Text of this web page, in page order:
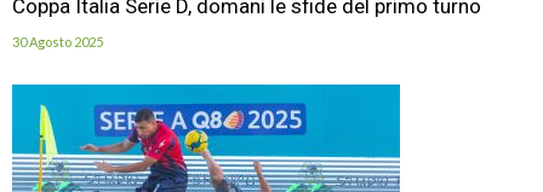
Coppa Italia Serie D, domani le sfide del primo turno
30 Agosto 2025